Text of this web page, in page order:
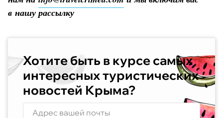
в нашу рассылку
Хотите быть в курсе самых
интересных туристических
новостей Крыма?